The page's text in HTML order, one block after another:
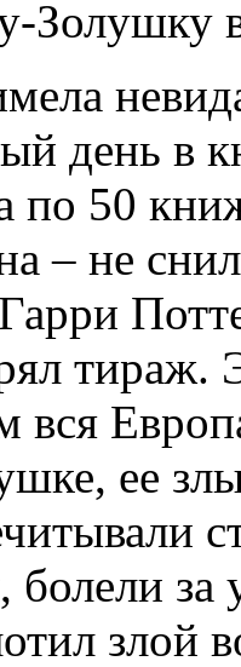
день в
по 50
– не
тираж.
вся
ее
болели
злой